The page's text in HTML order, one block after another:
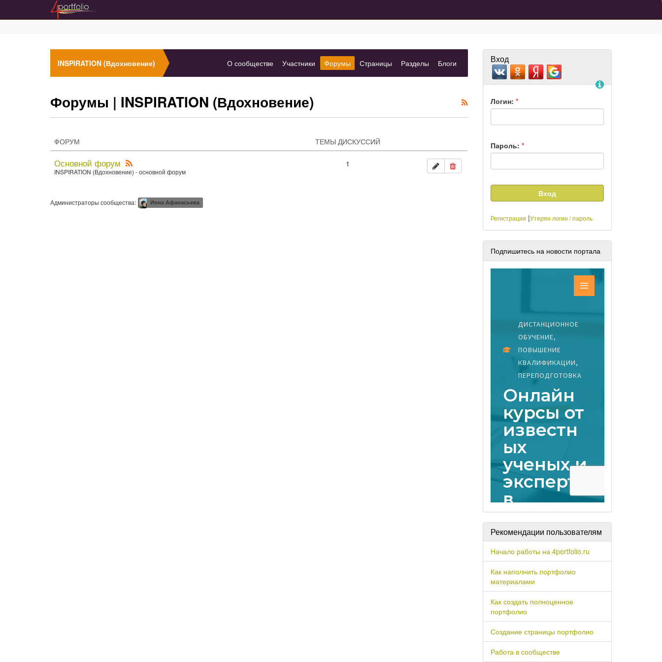
INSPIRATION (Вдохновение) О сообществе(вкладка)
Участники(вкладка)
Форумы(вкладка
выбрано)
Страницы(вкладка)
Разделы(вкладка)
Блоги(вкладка)
Форумы | INSPIRATION (Вдохновение)
ФОРУМ
ТЕМЫ ДИСКУССИЙ
ПОДПИСАТЬСЯ
РЕДАКТИРОВАТЬ
Основной форум
INSPIRATION (Вдохновение) - основной форум
1 Edit "Основной форум"
Удалить "Основной форум"
Администраторы сообщества: Инна Афанасьева
Вход
Помощь
Логин: *
Пароль: *
Регистрация |Утерян логин / пароль
Подпишитесь на новости портала
Рекомендации пользователям
Начало работы на 4portfolio.ru
Как наполнить портфолио
материалами
Как создать полноценное
портфолио
Создание страницы портфолио
Работа в сообществе